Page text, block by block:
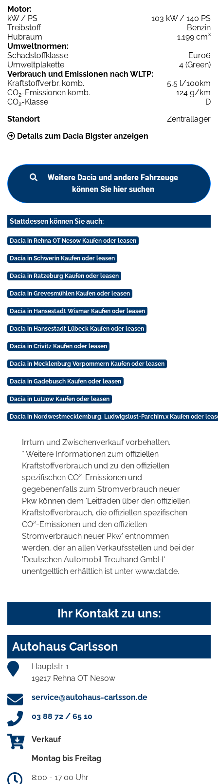
Motor:
kW / PS
103 kW / 140 PS
Treibstoff
Benzin
Hubraum
1.199 cm³
Umweltnormen:
Schadstoffklasse
Euro6
Umweltplakette
4 (Green)
Verbrauch und Emissionen nach WLTP:
Kraftstoffverbr. komb.
5,5 l/100km
CO2-Emissionen komb.
124 g/km
CO2-Klasse
D
Standort
Zentrallager
Details zum Dacia Bigster anzeigen
Weitere Dacia und andere Fahrzeuge
können Sie hier suchen
Stattdessen können Sie auch:
Dacia in Rehna OT Nesow Kaufen oder leasen
Dacia in Schwerin Kaufen oder leasen
Dacia in Ratzeburg Kaufen oder leasen
Dacia in Grevesmühlen Kaufen oder leasen
Dacia in Hansestadt Wismar Kaufen oder leasen
Dacia in Hansestadt Lübeck Kaufen oder leasen
Dacia in Crivitz Kaufen oder leasen
Dacia in Mecklenburg Vorpommern Kaufen oder leasen
Dacia in Gadebusch Kaufen oder leasen
Dacia in Lützow Kaufen oder leasen
Dacia in Nordwestmecklemburg, Ludwigslust-Parchim,x Kaufen oder
Irrtum und Zwischenverkauf vorbehalten.
* Weitere Informationen zum offiziellen
Kraftstoffverbrauch und zu den offiziellen
spezifischen CO2-Emissionen und
gegebenenfalls zum Stromverbrauch neuer
Pkw können dem 'Leitfaden über den offiziellen
Kraftstoffverbrauch, die offiziellen spezifischen
CO2-Emissionen und den offiziellen
Stromverbrauch neuer Pkw' entnommen
werden, der an allen Verkaufsstellen und bei der
'Deutschen Automobil Treuhand GmbH'
unentgeltlich erhältlich ist unter www.dat.de.
Ihr Kontakt zu uns:
Autohaus Carlsson
Hauptstr. 1
19217 Rehna OT Nesow
service@autohaus-carlsson.de
03 88 72 / 65 10
Verkauf
Montag bis Freitag
8:00 - 17:00 Uhr